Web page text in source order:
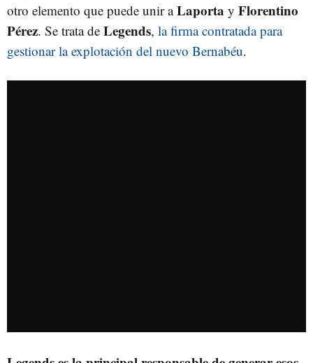
otro elemento que puede unir aLaporta y Florentino
Pérez. Se trata de Legends, la firma contratada para
gestionar la explotación del nuevo Bernabéu.